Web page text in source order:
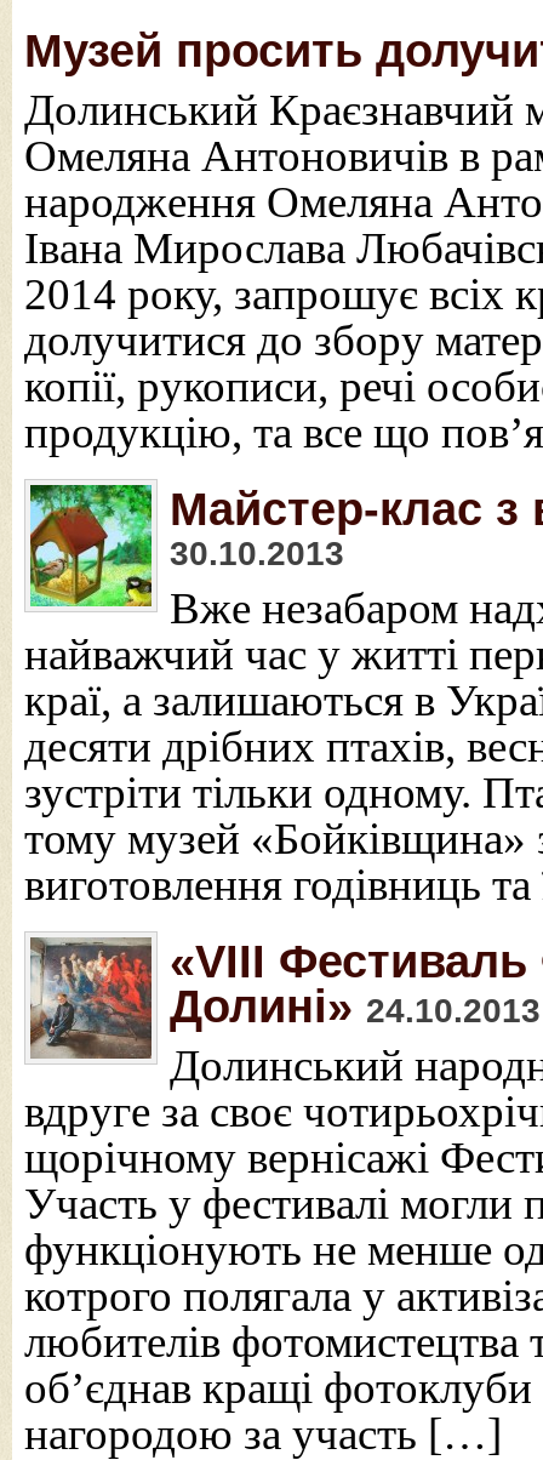
Музей просить
Долинський Краєзнавчий
Омеляна Антоновичів в
народження Омеляна
Івана Мирослава
2014 року, запрошує всіх
долучитися до збору
копії, рукописи, речі
продукцію, та все що
Майстер-клас з
30.10.2013
Вже незабаром
найважчий час у житті
краї, а залишаються в
десяти дрібних птахів,
зустріти тільки одному.
тому музей «Бойківщина»
виготовлення годівниць
«VIII Фестиваль
Долині» 24.10.2013
Долинський
вдруге за своє
щорічному вернісажі
Участь у фестивалі могли
функціонують не менше
котрого полягала у
любителів фотомистецтва
об’єднав кращі
нагородою за участь […]